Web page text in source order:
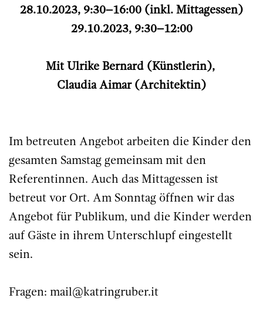
28.10.2023, 9:30–16:00 (inkl. Mittagessen)
29.10.2023, 9:30–12:00
Mit Ulrike Bernard (Künstlerin),
Claudia Aimar (Architektin)
Im betreuten Angebot arbeiten die Kinder den
gesamten Samstag gemeinsam mit den
Referentinnen. Auch das Mittagessen ist
betreut vor Ort. Am Sonntag öffnen wir das
Angebot für Publikum, und die Kinder werden
auf Gäste in ihrem Unterschlupf eingestellt
sein.
Fragen: mail@katringruber.it